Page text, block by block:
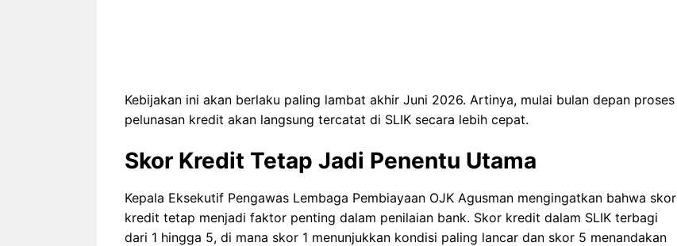
Kebijakan ini akan berlaku paling lambat akhir Juni 2026. Artinya, mulai bulan depan proses
pelunasan kredit akan langsung tercatat di SLIK secara lebih cepat.
Skor Kredit Tetap Jadi Penentu Utama
Kepala Eksekutif Pengawas Lembaga Pembiayaan OJK Agusman mengingatkan bahwa skor
kredit tetap menjadi faktor penting dalam penilaian bank. Skor kredit dalam SLIK terbagi
dari 1 hingga 5, di mana skor 1 menunjukkan kondisi paling lancar dan skor 5 menandakan